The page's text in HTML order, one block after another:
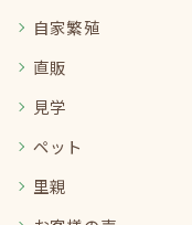
自家繁殖
直販
見学
ペット
里親